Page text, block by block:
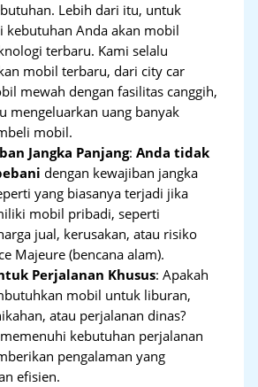
Lebih dari itu, untuk
kebutuhan Anda akan mobil
terbaru. Kami selalu
mobil terbaru, dari city car
mewah dengan fasilitas canggih,
mengeluarkan uang banyak
mobil.
Jangka Panjang:Anda tidak
dengan kewajiban jangka
yang biasanya terjadi jika
mobil pribadi, seperti
jual, kerusakan, atau risiko
Majeure (bencana alam).
Perjalanan Khusus: Apakah
mobil untuk liburan,
atau perjalanan dinas?
kebutuhan perjalanan
pengalaman yang
efisien.